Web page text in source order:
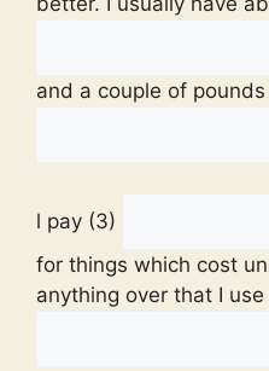
and a couple of pounds
l pay (3)
for things which cost
anything over that I